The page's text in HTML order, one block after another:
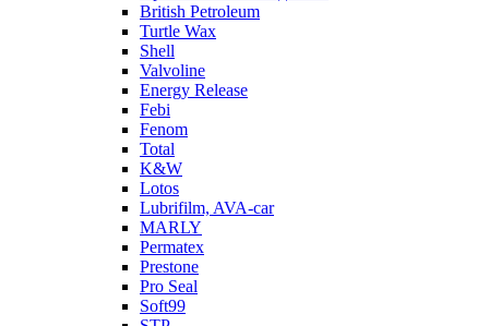
British Petroleum
Turtle Wax
Shell
Valvoline
Energy Release
Febi
Fenom
Total
K&W
Lotos
Lubrifilm, AVA-car
MARLY
Permatex
Prestone
Pro Seal
Soft99